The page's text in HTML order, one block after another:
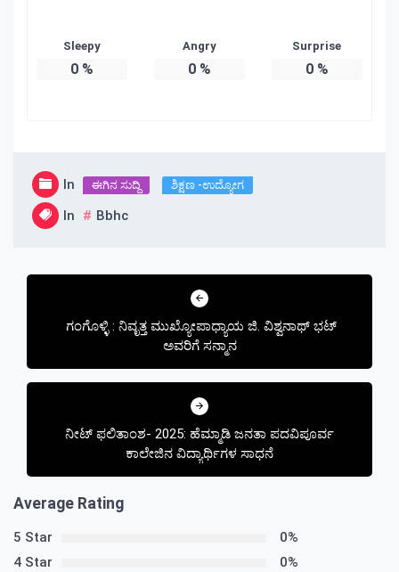
Sleepy
0%
Angry
0%
Surprise
0%
In ಈಗಿನ ಸುದ್ದಿ ಶಿಕ್ಷಣ -ಉದ್ಯೋಗ
In Bbhc
Post
ಗಂಗೊಳ್ಳಿ : ನಿವೃತ್ತ ಮುಖ್ಯೋಪಾಧ್ಯಾಯ ಜಿ. ವಿಶ್ವನಾಥ್ ಭಟ್
ಅವರಿಗೆ ಸನ್ಮಾನ
ನೀಟ್ ಫಲಿತಾಂಶ- 2025: ಹೆಮ್ಮಾಡಿ ಜನತಾ ಪದವಿಪೂರ್ವ
ಕಾಲೇಜಿನ ವಿದ್ಯಾರ್ಥಿಗಳ ಸಾಧನೆ
Average Rating
5 Star
0%
4 Star
0%